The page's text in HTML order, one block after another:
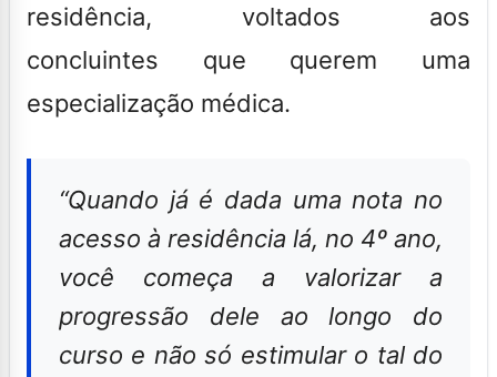
residência, voltados aos
concluintes que querem uma
especialização médica.
“Quando já é dada uma nota no
acesso à residência lá, no 4º ano,
você começa a valorizar a
progressão dele ao longo do
curso e não só estimular o tal do